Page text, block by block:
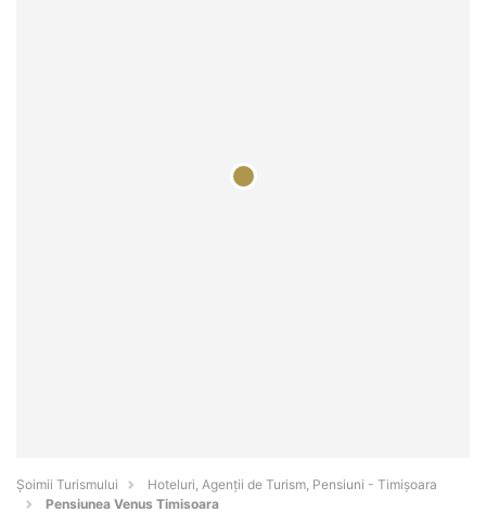
Șoimii Turismului
Hoteluri, Agenții de Turism, Pensiuni - Timişoara
Pensiunea Venus Timisoara